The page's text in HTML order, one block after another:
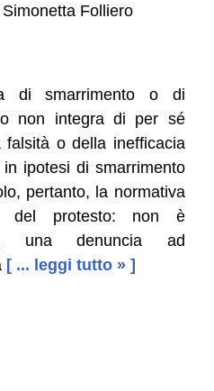
Folliero
di smarrimento o di
non integra di per sé
falsità o della inefficacia
ipotesi di smarrimento
pertanto, la normativa
del protesto: non è
una denuncia ad
[ ... leggi tutto » ]